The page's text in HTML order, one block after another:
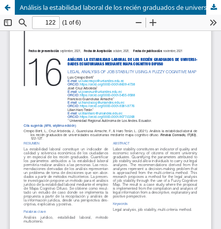
Análisis la estabilidad laboral de los recién graduados de universidades ecuatorianas mediante mapa cognitivo difuso